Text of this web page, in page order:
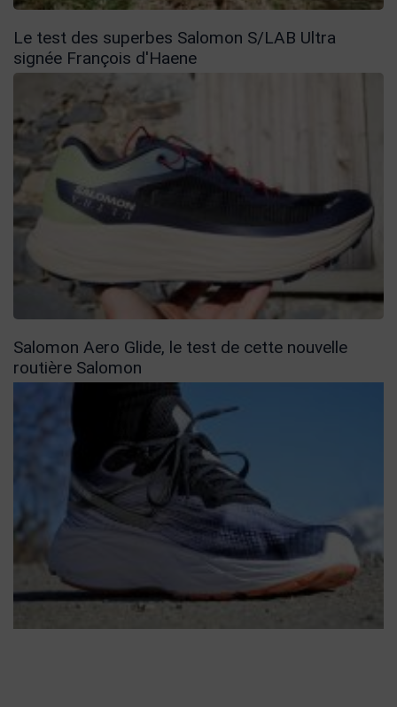
Le test des superbes Salomon S/LAB Ultra
signée François d'Haene
Salomon Aero Glide, le test de cette nouvelle
routière Salomon